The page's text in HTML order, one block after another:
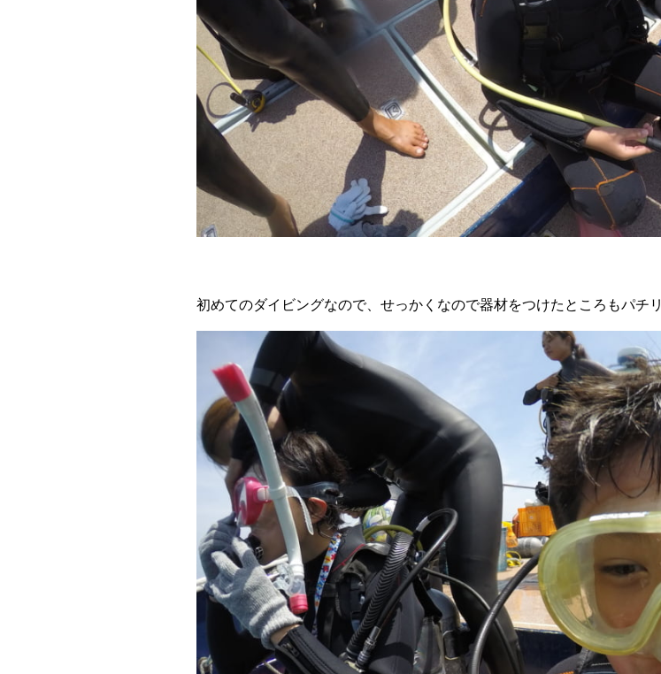
初めてのダイビングなので、せっかくなので器材をつけたところもパチ